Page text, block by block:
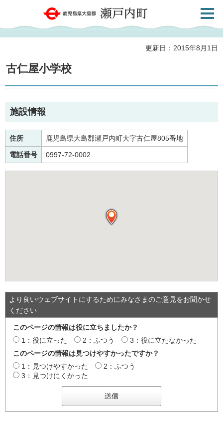
鹿児島県大島郡 瀬戸内町
共通メ
更新日：2015年8月1日
古仁屋小学校
施設情報
住所 鹿児島県大島郡瀬戸内町大字古仁屋805番地
電話番号 0997-72-0002
より良いウェブサイトにするためにみなさまのご意見をお聞かせ
ください
このページの情報は役に立ちましたか？
1：役に立った
2：ふつう
3：役に立たなかった
このページの情報は見つけやすかったですか？
1：見つけやすかった
2：ふつう
3：見つけにくかった